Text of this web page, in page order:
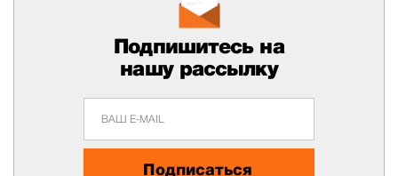
Подпишитесь на
нашу рассылку
Подписаться